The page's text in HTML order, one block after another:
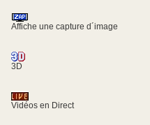
Affiche une capture d´image
3D
Vidéos en Direct